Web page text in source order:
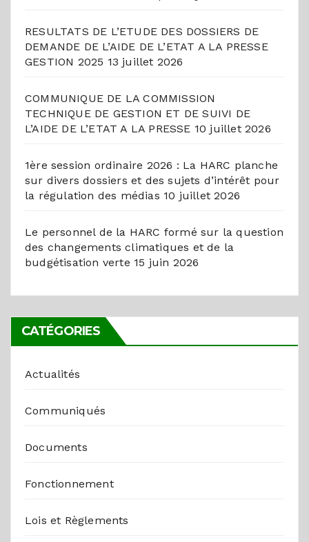
RESULTATS DE L’ETUDE DES DOSSIERS DE
DEMANDE DE L’AIDE DE L’ETAT A LA PRESSE
GESTION 2025 13 juillet 2026
COMMUNIQUE DE LA COMMISSION
TECHNIQUE DE GESTION ET DE SUIVI DE
L’AIDE DE L’ETAT A LA PRESSE 10 juillet 2026
1ère session ordinaire 2026 : La HARC planche
sur divers dossiers et des sujets d’intérêt pour
la régulation des médias 10 juillet 2026
Le personnel de la HARC formé sur la question
des changements climatiques et de la
budgétisation verte 15 juin 2026
CATÉGORIES
Actualités
Communiqués
Documents
Fonctionnement
Lois et Règlements